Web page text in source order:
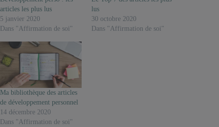
articles les plus lus
5 janvier 2020
Dans "Affirmation de soi"
lus
30 octobre 2020
Dans "Affirmation de soi"
Ma bibliothèque des articles
de développement personnel
14 décembre 2020
Dans "Affirmation de soi"